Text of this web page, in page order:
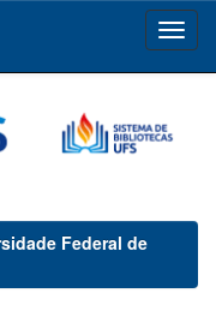
Federal de